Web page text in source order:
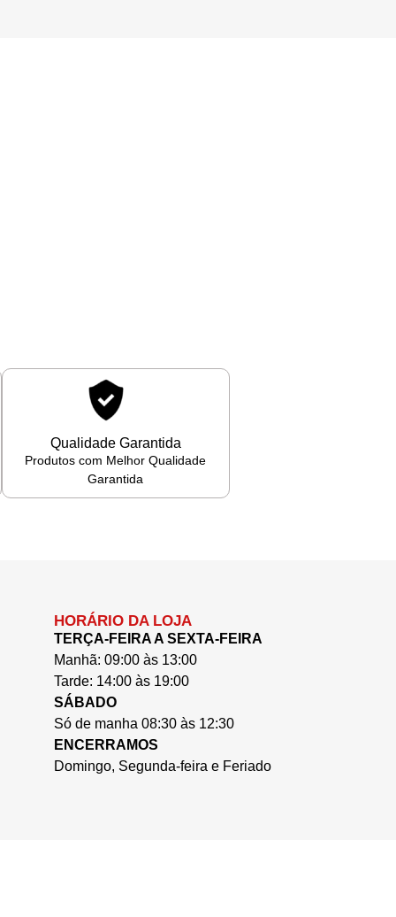
Qualidade Garantida
Produtos com Melhor Qualidade
Garantida
HORÁRIO DA LOJA
TERÇA-FEIRA A SEXTA-FEIRA
Manhã: 09:00 às 13:00
Tarde: 14:00 às 19:00
SÁBADO
Só de manha 08:30 às 12:30
ENCERRAMOS
Domingo, Segunda-feira e Feriado